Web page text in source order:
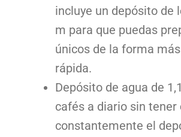
incluye un depósito de
m para que puedas
únicos de la forma
rápida.
Depósito de agua de
cafés a diario sin tener
constantemente el